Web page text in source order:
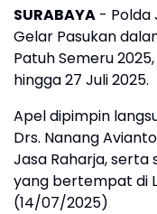
SURABAYA - Polda
Gelar Pasukan
Patuh Semeru
hingga 27 Juli 2025.
Apel dipimpin
Drs. Nanang
Jasa Raharja,
yang bertempat di
(14/07/2025)